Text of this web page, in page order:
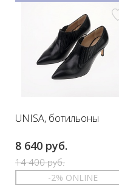
UNISA, ботильоны
8 640 руб.
14 400 руб.
-2% ONLINE